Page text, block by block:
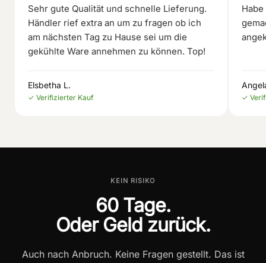
Sehr gute Qualität und schnelle Lieferung.
Händler rief extra an um zu fragen ob ich
am nächsten Tag zu Hause sei um die
gekühlte Ware annehmen zu können. Top!
Elsbetha L.
✓ Verifizierter Kauf ✓
KEIN RISIKO
60 Tage.
Oder Geld zurück.
Auch nach Anbruch. Keine Fragen gestellt. Das ist